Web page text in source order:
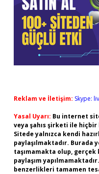
Reklam ve İletişim: Skype:
Yasal Uyarı: Bu internet
veya şahıs şirketi ile hiçbir
Sitede yalnızca kendi
paylaşılmaktadır.
taşımamakta olup,
paylaşım
benzerlikleri tamamen